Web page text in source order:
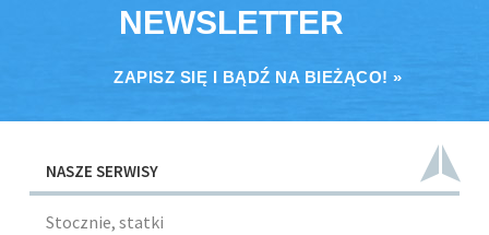
NEWSLETTER
ZAPISZ SIĘ I BĄDŹ NA BIEŻĄCO! »
NASZE SERWISY
Stocznie, statki